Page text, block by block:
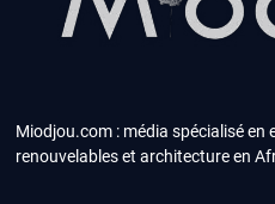
Miodjou.com : média spécialisé en
renouvelables et architecture en